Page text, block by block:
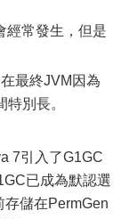
經常發生，但是
最終JVM因為
別長。
7引入了G1GC
已成為默認選
儲在PermGen